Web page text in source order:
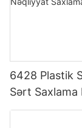
6428 Plastik
Sərt Saxlama
Qutu Sandıq